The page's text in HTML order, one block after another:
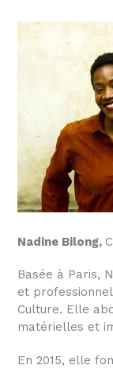
Nadine Bilong,
Basée à Paris,
et
Culture. Elle
matérielles et
En 2015, elle